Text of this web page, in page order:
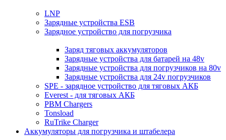
LNP
Зарядные устройства ESB
Зарядное устройство для погрузчика
Заряд тяговых аккумуляторов
Зарядные устройства для батарей на 48v
Зарядные устройства для погрузчиков на 80v
Зарядные устройства для 24v погрузчиков
SPE - зарядное устройство для тяговых АКБ
Everest - для тяговых АКБ
PBM Chargers
Tonsload
RuTrike Charger
Аккумуляторы для погрузчика и штабелера